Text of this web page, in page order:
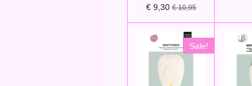
€ 9,30 € 10,95
Sale!